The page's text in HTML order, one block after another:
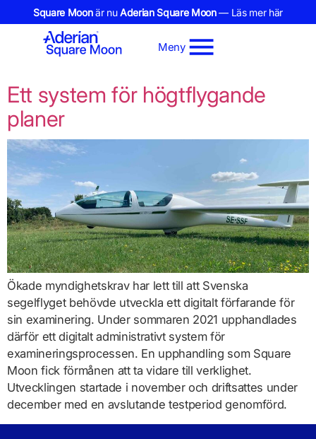
Square Moonär nuAderian Square Moon— Läs mer här
Meny
Ett system för högtflygande
planer
Ökade myndighetskrav har lett till att Svenska
segelflyget behövde utveckla ett digitalt förfarande för
sin examinering. Under sommaren 2021 upphandlades
därför ett digitalt administrativt system för
examineringsprocessen. En upphandling som Square
Moon fick förmånen att ta vidare till verklighet.
Utvecklingen startade i november och driftsattes under
december med en avslutande testperiod genomförd.